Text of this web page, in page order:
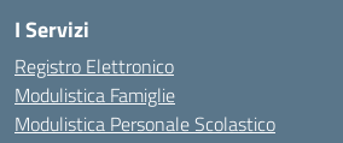
I Servizi
Registro Elettronico
Modulistica Famiglie
Modulistica Personale Scolastico